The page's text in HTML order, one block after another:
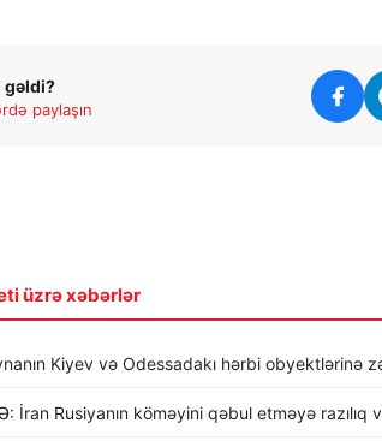
gəldi?
paylaşın
üzrə xəbərlər
Kiyev və Odessadakı hərbi obyektlərinə
İran Rusiyanın köməyini qəbul etməyə razılıq